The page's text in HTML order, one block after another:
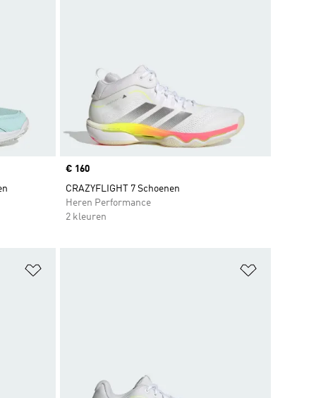
Price
€ 160
CRAZYFLIGHT 7 Schoenen
Heren Performance
2 kleuren